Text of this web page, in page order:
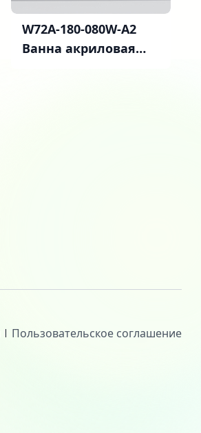
W72A-180-080W-A2
Ванна акриловая
Пользовательское соглашение